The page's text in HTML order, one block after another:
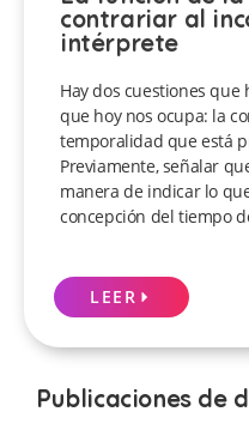
contrariar al
intérprete
Hay dos cuestiones
que hoy nos ocupa: la
temporalidad que está
Previamente, señalar
manera de indicar lo
concepción del tiempo
LEER
Publicaciones de